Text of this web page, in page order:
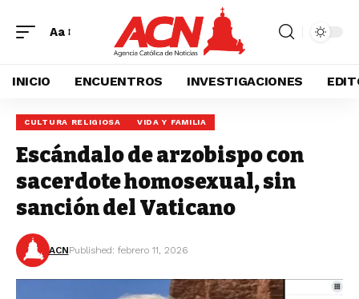
Aa
INICIO ENCUENTROS INVESTIGACIONES
CULTURA RELIGIOSA VIDA Y FAMILIA
Escándalo de arzobispo con
sacerdote homosexual, sin
sanción del Vaticano
ACNPublished: febrero 11, 2026